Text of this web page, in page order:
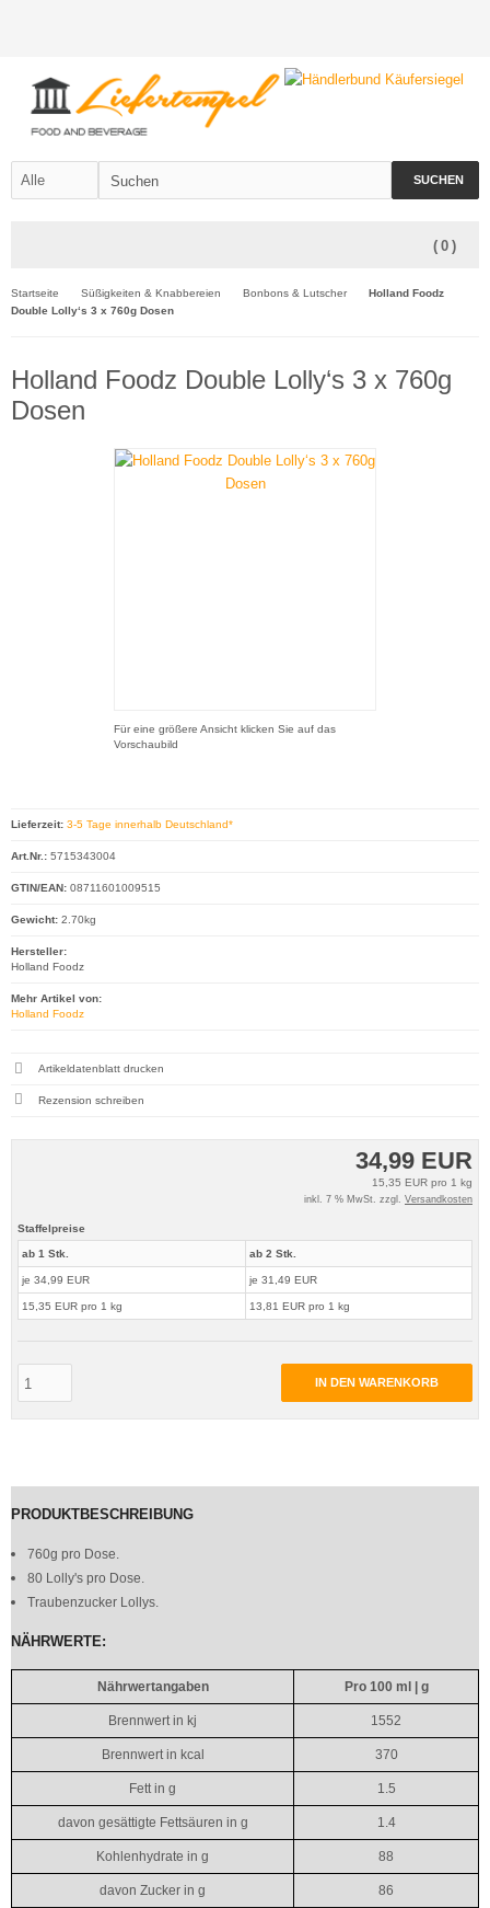
SUCHEN
( 0 )
Startseite Süßigkeiten & Knabbereien Bonbons & Lutscher
Holland Foodz
Double Lolly‘s 3 x 760g Dosen
Holland Foodz Double Lolly‘s 3 x 760g
Dosen
Für eine größere Ansicht klicken Sie auf das
Vorschaubild
34,99 EUR
15,35 EUR pro 1 kg
inkl. 7 % MwSt. zzgl. Versandkosten
Staffelpreise
ab 1 Stk.
je 34,99 EUR
15,35 EUR pro 1 kg
ab 2 Stk.
je 31,49 EUR
13,81 EUR pro 1 kg
IN DEN WARENKORB
Lieferzeit: 3-5 Tage innerhalb Deutschland*
Art.Nr.: 5715343004
GTIN/EAN: 08711601009515
Gewicht: 2.70kg
Hersteller:
Holland Foodz
Mehr Artikel von:
Holland Foodz
Artikeldatenblatt drucken
Rezension schreiben
PRODUKTBESCHREIBUNG
760g pro Dose.
80 Lolly's pro Dose.
Traubenzucker Lollys.
NÄHRWERTE:
Nährwertangaben Pro 100 ml | g
Brennwert in kj 1552
Brennwert in kcal 370
Fett in g 1.5
davon gesättigte Fettsäuren in g 1.4
Kohlenhydrate in g 88
davon Zucker in g 86